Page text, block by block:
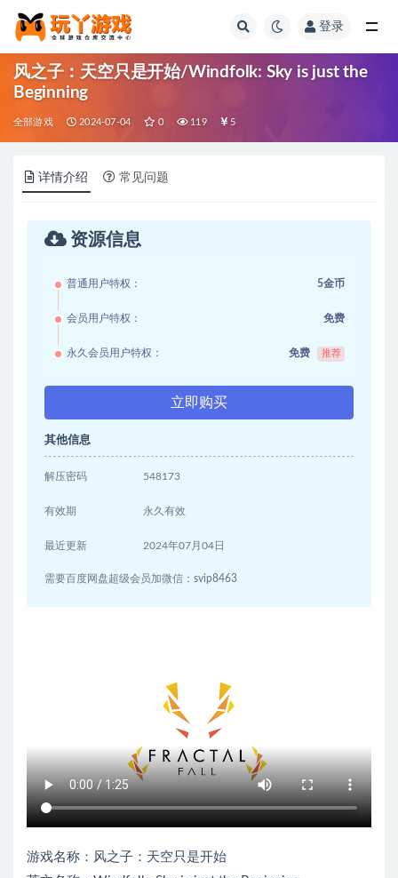
登录
风之子：天空只是开始/Windfolk: Sky is just the
Beginning
全部游戏 2024-07-04 0 119 5
详情介绍 常见问题
资源信息
普通用户特权： 5金币
会员用户特权： 免费
永久会员用户特权： 免费 推荐
立即购买
其他信息
解压密码 548173
有效期 永久有效
最近更新 2024年07月04日
需要百度网盘超级会员加微信：svip8463
游戏名称：风之子：天空只是开始